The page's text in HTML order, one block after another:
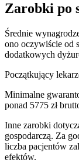
Zarobki po
Średnie
ono oczywiście od
dodatkowych
Początkujący
Minimalne
ponad 5775 zł
Inne zarobki
gospodarczą. Za
liczba pacjentów
efektów.